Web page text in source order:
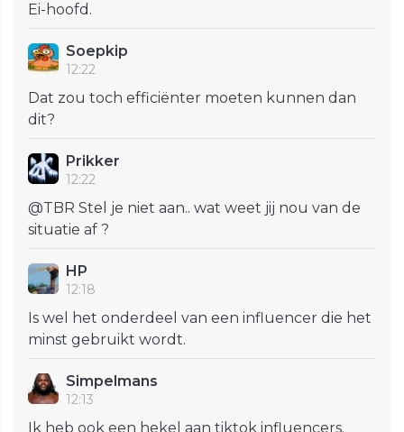
Ei-hoofd.
Soepkip
12:22
Dat zou toch efficiënter moeten kunnen dan
dit?
Prikker
12:22
@TBR Stel je niet aan.. wat weet jij nou van de
situatie af ?
HP
12:18
Is wel het onderdeel van een influencer die het
minst gebruikt wordt.
Simpelmans
12:13
Ik heb ook een hekel aan tiktok influencers.